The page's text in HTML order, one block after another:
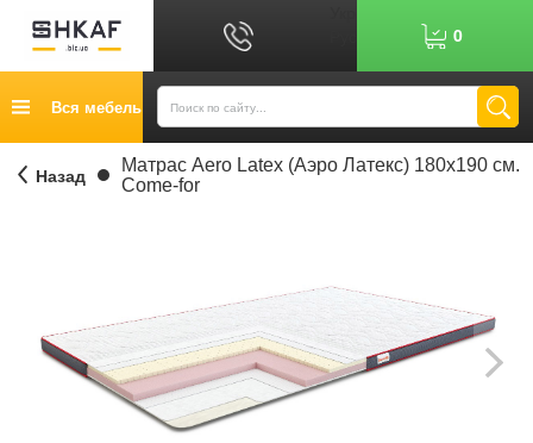
Доставка
Контакты
0 6 7 Показати номер
0
Вся мебель
Назад
Матрас Aero Latex (Аэро Латекс) 180х190 см.
Come-for